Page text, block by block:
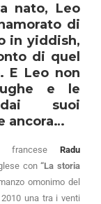
nato, Leo
di
in yiddish,
di quel
E Leo non
e le
suoi
ancora…
francese Radu
con“La storia
omonimo del
2010 una tra i venti